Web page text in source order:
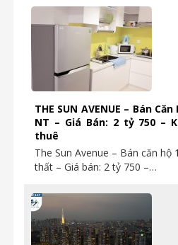
THE SUN AVENUE – Bán
NT – Giá Bán: 2 tỷ 750 –
thuê
The Sun Avenue – Bán căn hộ
thất – Giá bán: 2 tỷ 750 –…